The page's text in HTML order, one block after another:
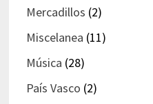
Mercadillos (2)
Miscelanea (11)
Música (28)
País Vasco (2)